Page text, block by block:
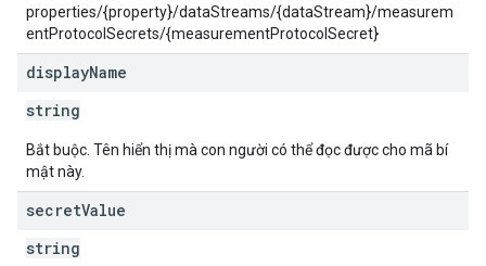
properties/{property}/dataStreams/{dataStream}/measurem
entProtocolSecrets/{measurementProtocolSecret}
displayName
string
Bắt buộc. Tên hiển thị mà con người có thể đọc được cho mã bí
mật này.
secretValue
string